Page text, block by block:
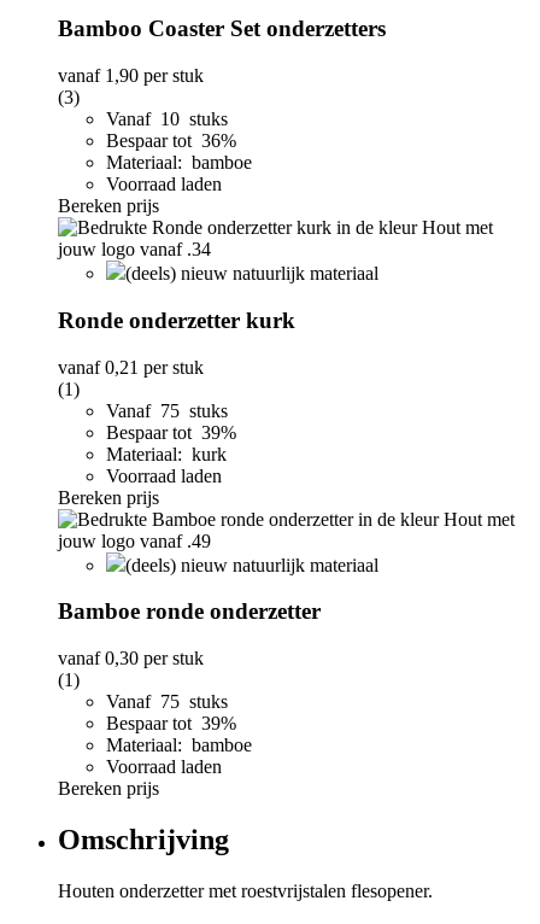
Bamboo Coaster Set onderzetters
vanaf 1,90 per stuk
(3)
Vanaf 10 stuks
Bespaar tot 36%
Materiaal: bamboe
Voorraad laden
Bereken prijs
(deels) nieuw natuurlijk materiaal
Ronde onderzetter kurk
vanaf0,21 per stuk
(1)
Vanaf 75 stuks
Bespaar tot 39%
Materiaal: kurk
Voorraad laden
Bereken prijs
(deels) nieuw natuurlijk materiaal
Bamboe ronde onderzetter
vanaf0,30 per stuk
(1)
Vanaf 75 stuks
Bespaar tot 39%
Materiaal: bamboe
Voorraad laden
Bereken prijs
Omschrijving
Houten onderzetter met roestvrijstalen flesopener.